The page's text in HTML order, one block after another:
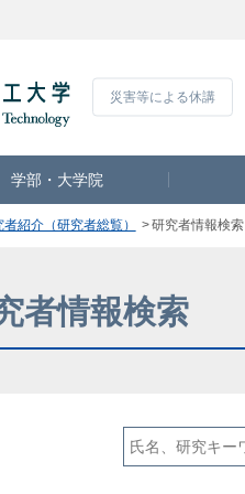
災害等による休講
学部・大学院
者紹介（研究者総覧） 研究者情報検索
者情報検索